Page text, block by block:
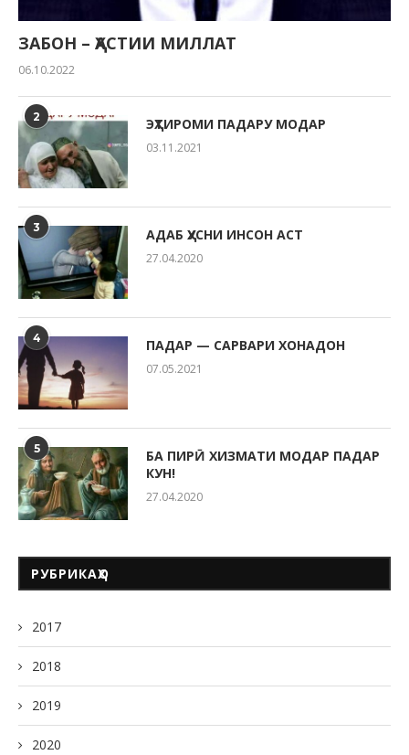
ЗАБОН – ҲАСТИИ МИЛЛАТ
06.10.2022
2 ЭҲТИРОМИ ПАДАРУ МОДАР
03.11.2021
3 АДАБ ҲУСНИ ИНСОН АСТ
27.04.2020
4 ПАДАР — САРВАРИ ХОНАДОН
07.05.2021
5
БА ПИРӢ ХИЗМАТИ МОДАР ПАДАР
КУН!
27.04.2020
РУБРИКАҲО
2017
2018
2019
2020